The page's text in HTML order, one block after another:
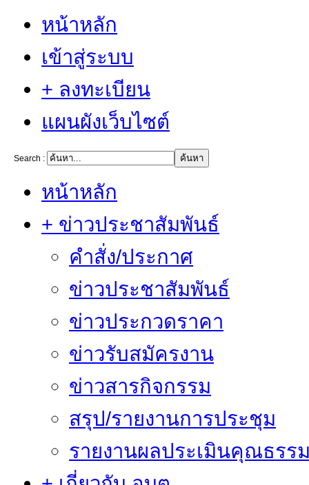
หน้าหลัก
เข้าสู่ระบบ
+ ลงทะเบียน
แผนผังเว็บไซต์
Search :
หน้าหลัก
+ ข่าวประชาสัมพันธ์
คำสั่ง/ประกาศ
ข่าวประชาสัมพันธ์
ข่าวประกวดราคา
ข่าวรับสมัครงาน
ข่าวสารกิจกรรม
สรุป/รายงานการประชุม
รายงานผลประเมินคุณธรร